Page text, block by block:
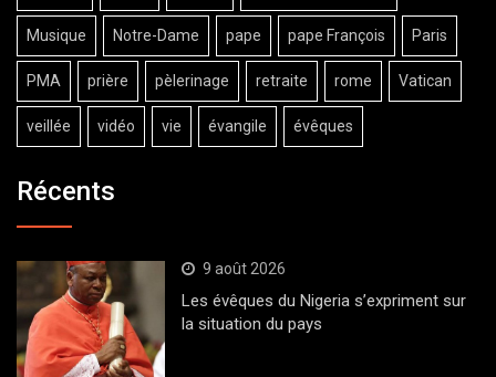
Musique Notre-Dame pape pape François Paris
PMA prière pèlerinage retraite rome Vatican
veillée vidéo vie évangile évêques
Récents
9 août 2026
Les évêques du Nigeria s’expriment sur
la situation du pays